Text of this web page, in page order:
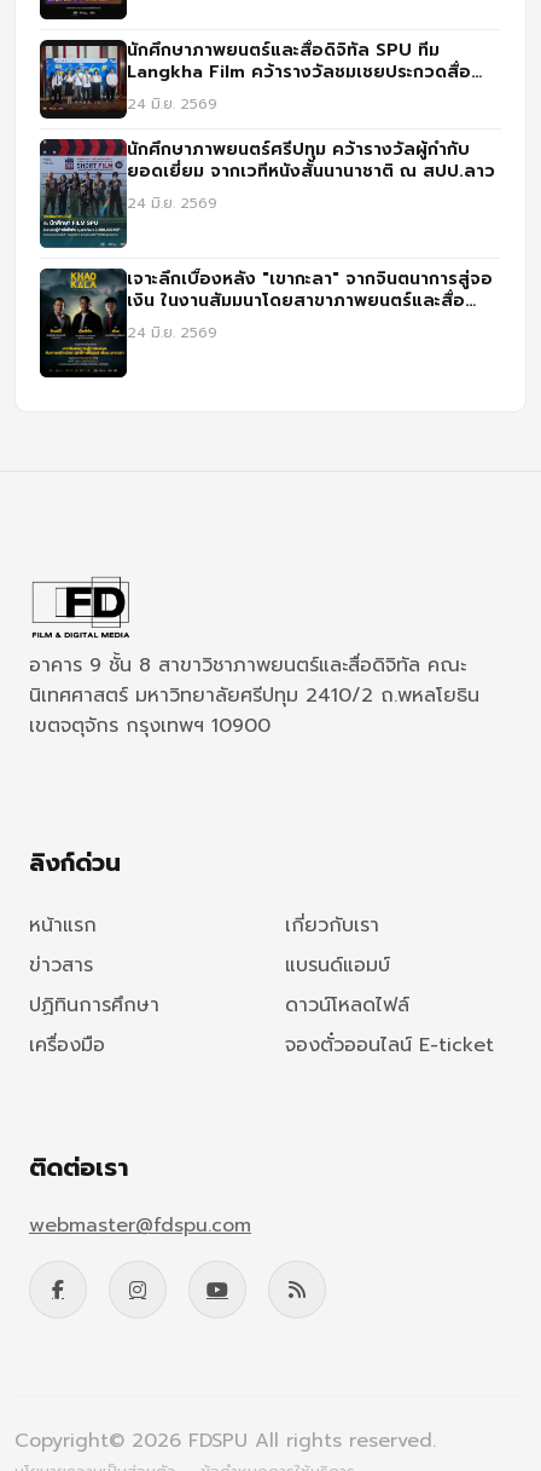
นักศึกษาภาพยนตร์และสื่อดิจิทัล SPU ทีม
Langkha Film คว้ารางวัลชมเชยประกวดสื่อ
IGNITE CREATIVITY CHALLENGE ปี 3
24 มิ.ย. 2569
นักศึกษาภาพยนตร์ศรีปทุม คว้ารางวัลผู้กำกับ
ยอดเยี่ยม จากเวทีหนังสั้นนานาชาติ ณ สปป.ลาว
24 มิ.ย. 2569
เจาะลึกเบื้องหลัง "เขากะลา" จากจินตนาการสู่จอ
เงิน ในงานสัมมนาโดยสาขาภาพยนตร์และสื่อ
ดิจิทัล ม.ศรีปทุม
24 มิ.ย. 2569
อาคาร 9 ชั้น 8 สาขาวิชาภาพยนตร์และสื่อดิจิทัล คณะ
นิเทศศาสตร์ มหาวิทยาลัยศรีปทุม 2410/2 ถ.พหลโยธิน
เขตจตุจักร กรุงเทพฯ 10900
ลิงก์ด่วน
หน้าแรก
ข่าวสาร
ปฏิทินการศึกษา
เครื่องมือ
เกี่ยวกับเรา
แบรนด์แอมบ์
ดาวน์โหลดไฟล์
จองตั๋วออนไลน์ E-ticket
ติดต่อเรา
webmaster@fdspu.com
Copyright© 2026 FDSPU All rights reserved.